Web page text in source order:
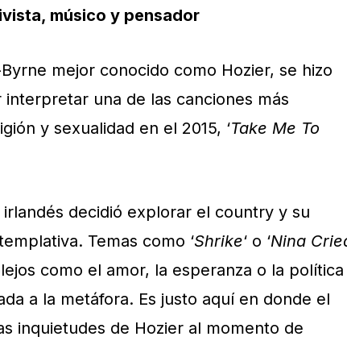
músico y pensador
mejor conocido como Hozier, se hizo
una de las canciones más
y sexualidad en el 2015, ‘Take Me To
decidió explorar el country y su
Temas como ‘Shrike‘ o ‘Nina
como el amor, la esperanza o la política
a la metáfora. Es justo aquí en donde el
inquietudes de Hozier al momento de